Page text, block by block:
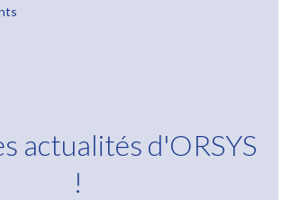
actualités d'ORSYS
!